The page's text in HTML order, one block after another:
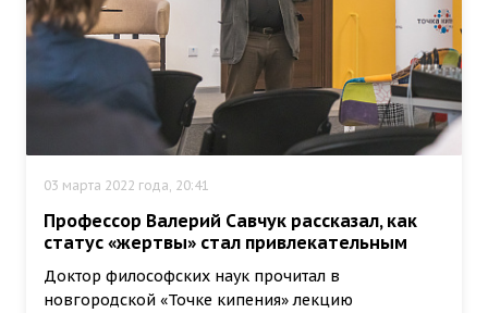
03 марта 2022 года, 20:41
Профессор Валерий Савчук рассказал, как
статус «жертвы» стал привлекательным
Доктор философских наук прочитал в
новгородской «Точке кипения» лекцию